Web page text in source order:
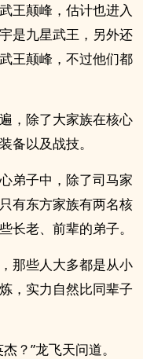
王颠峰，估计也进入
是九星武王，另外还
王颠峰，不过他们都
，除了大家族在核心
备以及战技。
弟子中，除了司马家
有东方家族有两名核
长老、前辈的弟子。
那些人大多都是从小
，实力自然比同辈子
？”龙飞天问道。